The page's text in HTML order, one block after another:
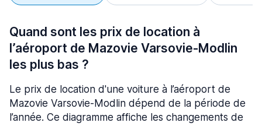
Quand sont les prix de location à
l’aéroport de Mazovie Varsovie-Modlin
les plus bas ?
Le prix de location d'une voiture à l’aéroport de
Mazovie Varsovie-Modlin dépend de la période de
l’année. Ce diagramme affiche les changements de